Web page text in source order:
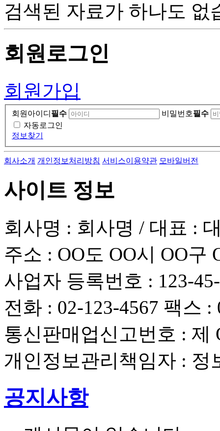
검색된 자료가 하나도 없
회원 로그인
회원가입
회원아이디 필수 비밀번호필수
자동로그인
정보찾기
회사소개 개인정보처리방침 서비스이용약관 모바일버전
사이트 정보
회사명 : 회사명 / 대표 :
주소 : OO도 OO시 OO구
사업자 등록번호 : 123-
전화 : 02-123-4567 팩스 :
통신판매업신고번호 : 제
개인정보관리책임자 : 정
공지사항